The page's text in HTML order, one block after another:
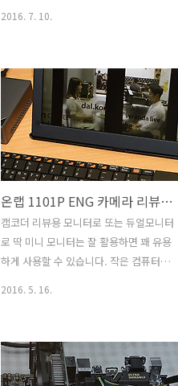
옥상에서 아주 큰 디스플레이를 본적이
있을겁니다. 과거에는 움직이지 않는 정
형화된 정보를 보여주는것이 전부였지만
이제는 다릅니다. LG 디지털 사이니지는
야외나 공공장소에서 사용되는 디스플레
이를 모두 일컫는 말인데요. 물론 먼 미래
에는 또 이것과 달라질 것입니다. 미래에
는 입체 영상으로 공간상에 투영되는 광
고 영상이 익숙해지는 날이 오게 될겁니
다. 디스플레이의 해상도가 엄청나게 올
라가면서 추후에는 입체 영상이 될테니까
플레이의 변화 디..
2016. 7. 10.
온랩 1101P ENG 카메라 리뷰용 온랩 모니터
캠코더 리뷰용 모니터로 또는 듀얼모니터
로 딱 미니 모니터는 잘 활용하면 꽤 유용
하게 사용할 수 있습니다. 작은 컴퓨터를
다. 물론 일반적인 용도로도 사용은 가능
합니다. ENG 카메라는 촬영부와 녹화부
가 같이 있는 류를 말하는데 보통 사용하
2016. 5. 16.